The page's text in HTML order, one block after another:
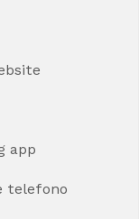
app
telefono